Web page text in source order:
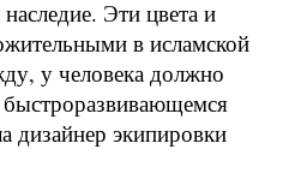
Эти цвета и
в исламской
у человека должно
быстроразвивающемся
дизайнер экипировки